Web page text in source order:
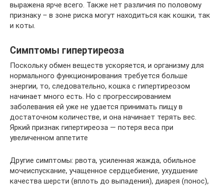
выражена ярче всего. Также нет различия по половому
признаку – в зоне риска могут находиться как кошки, так
и коты.
Симптомы гипертиреоза
Поскольку обмен веществ ускоряется, и организму для
нормального функционирования требуется больше
энергии, то, следовательно, кошка с гипертиреозом
начинает много есть. Но с прогрессированием
заболевания ей уже не удается принимать пищу в
достаточном количестве, и она начинает терять вес.
Яркий признак гипертиреоза — потеря веса при
увеличенном аппетите
Другие симптомы: рвота, усиленная жажда, обильное
мочеиспускание, учащенное сердцебиение, ухудшение
качества шерсти (вплоть до выпадения), диарея (понос),